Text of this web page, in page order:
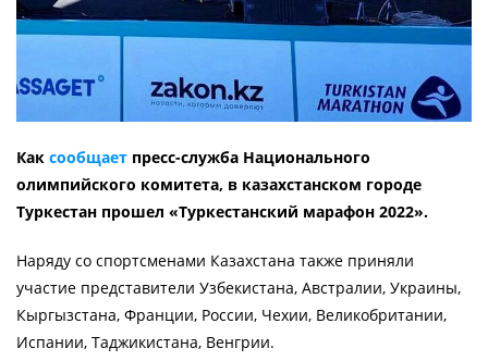
Как сообщает пресс-служба Национального
олимпийского комитета, в казахстанском городе
Туркестан прошел «Туркестанский марафон 2022».
Наряду со спортсменами Казахстана также приняли
участие представители Узбекистана, Австралии, Украины,
Кыргызстана, Франции, России, Чехии, Великобритании,
Испании, Таджикистана, Венгрии.